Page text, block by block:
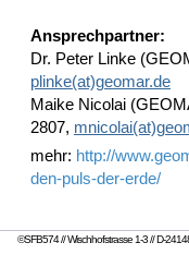
Ansprechpartner:
Dr. Peter Linke
plinke(at)geomar.de
Maike Nicolai
2807,
mehr: http://
den-puls-der-erde/
©SFB574 // Wischhofstrasse 1-3 // D-